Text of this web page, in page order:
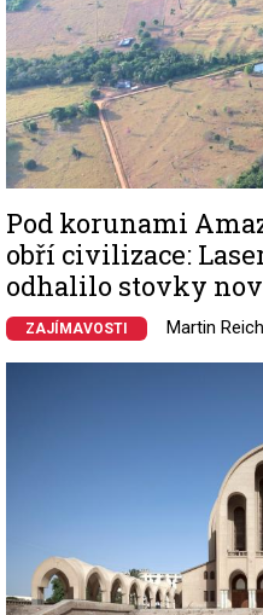
Pod korunami
obří civilizace:
odhalilo stovky
ZAJÍMAVOSTI Martin